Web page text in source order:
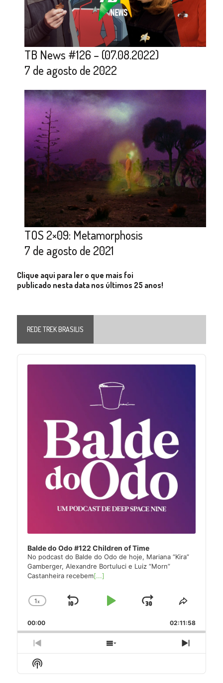
TB News #126 – (07.08.2022)
7 de agosto de 2022
TOS 2×09: Metamorphosis
7 de agosto de 2021
Clique aqui para ler o que mais foi
publicado nesta data nos últimos 25 anos!
REDE TREK BRASILIS
Audio
Player
Balde do Odo #122 Children of Time
No podcast do Balde do Odo de hoje, Mariana “Kira”
Gamberger, Alexandre Bortuluci e Luiz “Morn”
Castanheira recebem[...]
Change
Rate
1x
Skip
Play
Jump
Forward
Share
Episode
00:00 02:11:58
Previous
Episode
Show
Episodes
Next
Episode
Show
Podcast